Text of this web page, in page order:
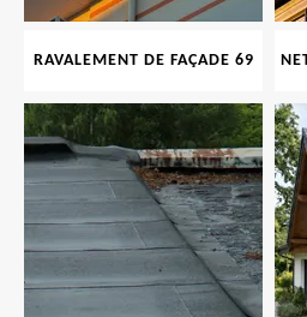
RAVALEMENT DE FAÇADE 69